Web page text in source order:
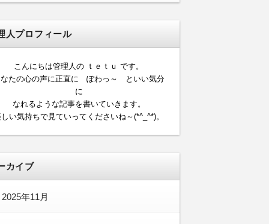
人プロフィール
こんにちは管理人の ｔｅｔｕ です。
たの心の声に正直に ぽわっ～ といい気分
に
なれるような記事を書いていきます。
い気持ちで見ていってくださいね～(*^_^*)。
カイブ
2025年11月